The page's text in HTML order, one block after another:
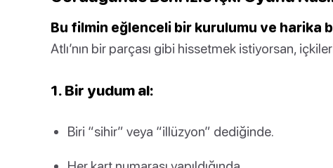
Bu filmin eğlenceli bir kurulumu ve harika
Atlı’nın bir parçası gibi hissetmek istiyorsan,
1. Bir yudum al:
Biri “sihir” veya “illüzyon” dediğinde.